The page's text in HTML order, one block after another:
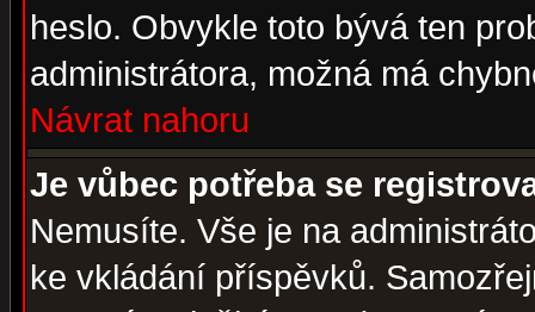
heslo. Obvykle toto bývá ten
administrátora, možná má
Návrat nahoru
Je vůbec potřeba se
Nemusíte. Vše je na
ke vkládání příspěvků.